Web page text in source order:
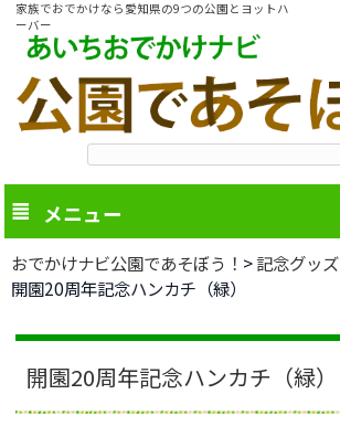
家族でおでかけなら愛知県の9つの公園とヨットハ
ーバー
メニュー
おでかけナビ公園であそぼう！
記念グッズ
開園20周年記念ハンカチ（緑）
開園20周年記念ハンカチ（緑）